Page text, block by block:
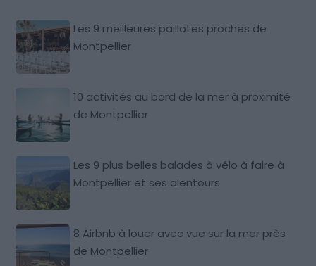
Les 9 meilleures paillotes proches de
Montpellier
10 activités au bord de la mer à proximité
de Montpellier
Les 9 plus belles balades à vélo à faire à
Montpellier et ses alentours
8 Airbnb à louer avec vue sur la mer près
de Montpellier